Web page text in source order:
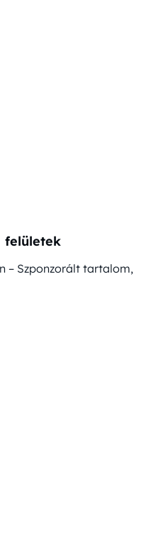
felületek
– Szponzorált tartalom,